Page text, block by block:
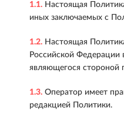
1.1. Настоящая
иных заключаемых с
1.2. Настоящая
Российской Федерации
являющегося стороной
1.3. Оператор имеет
редакцией Политики.